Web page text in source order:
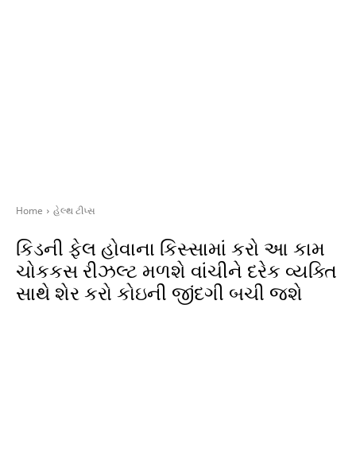
Home હેલ્થ ટીપ્સ
કિડની ફેલ હોવાના કિસ્સામાં કરો આ કામ
ચોકકસ રીઝલ્ટ મળશે વાંચીને દરેક વ્યક્તિ
સાથે શેર કરો કોઇની જીંદગી બચી જશે